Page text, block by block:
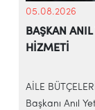
05.08.2026
BAŞKAN
HİZMETİ
AİLE
Başkanı Anıl